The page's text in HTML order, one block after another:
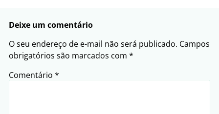
Deixe um comentário
O seu endereço de e-mail não será publicado. Campos
obrigatórios são marcados com *
Comentário *